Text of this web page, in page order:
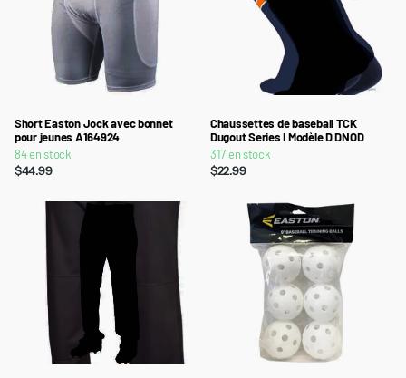
Short Easton Jock avec bonnet
pour jeunes A164924
84 en stock
$44.99
Chaussettes de baseball TCK
Dugout Series I Modèle D DNOD
317 en stock
$22.99